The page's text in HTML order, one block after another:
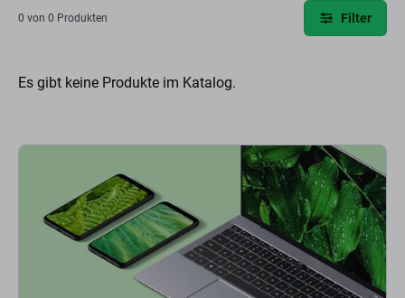
0 von 0 Produkten Filter
Es gibt keine Produkte im Katalog.